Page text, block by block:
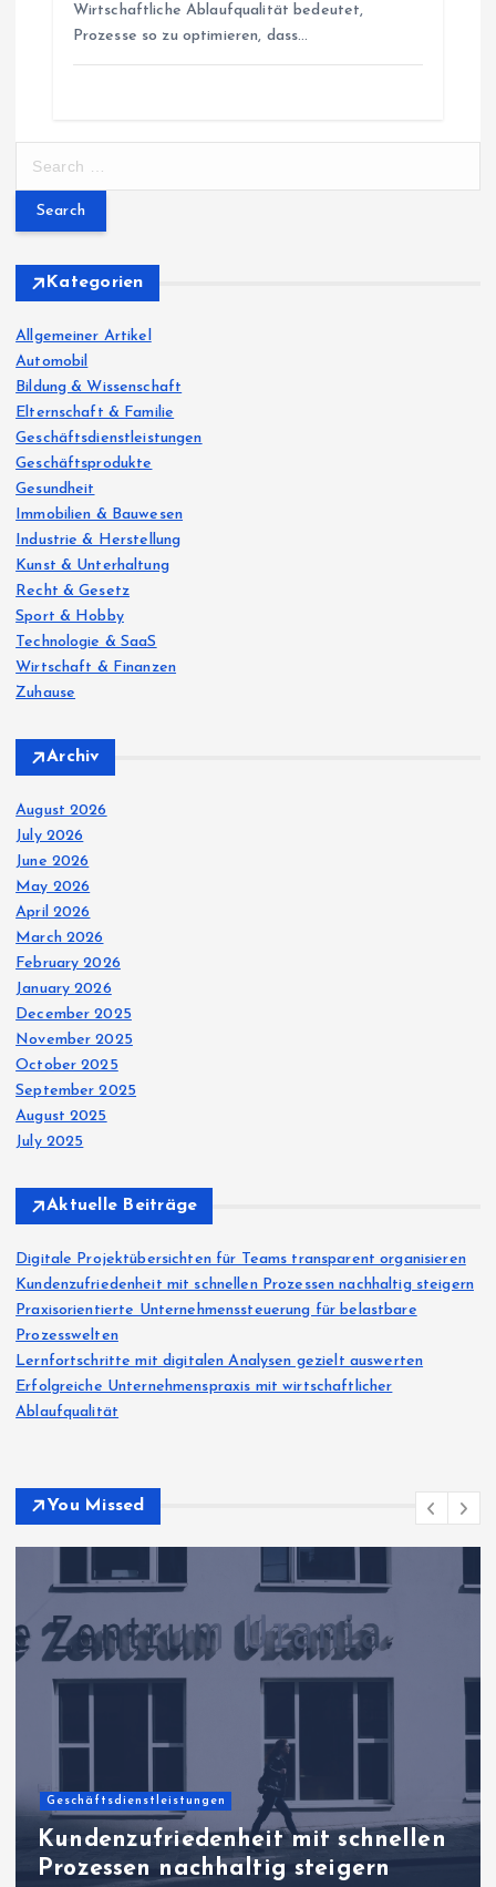
Wirtschaftliche Ablaufqualität bedeutet,
Prozesse so zu optimieren, dass…
r
f
o
r
:
Kategorien
Allgemeiner Artikel
Automobil
Bildung & Wissenschaft
Elternschaft & Familie
Geschäftsdienstleistungen
Geschäftsprodukte
Gesundheit
Immobilien & Bauwesen
Industrie & Herstellung
Kunst & Unterhaltung
Recht & Gesetz
Sport & Hobby
Technologie & SaaS
Wirtschaft & Finanzen
Zuhause
Archiv
August 2026
July 2026
June 2026
May 2026
April 2026
March 2026
February 2026
January 2026
December 2025
November 2025
October 2025
September 2025
August 2025
July 2025
Aktuelle Beiträge
Digitale Projektübersichten für Teams transparent organisieren
Kundenzufriedenheit mit schnellen Prozessen nachhaltig steigern
Praxisorientierte Unternehmenssteuerung für belastbare
Prozesswelten
Lernfortschritte mit digitalen Analysen gezielt auswerten
Erfolgreiche Unternehmenspraxis mit wirtschaftlicher
Ablaufqualität
You Missed
Praxisorientierte
Unternehmenssteuerung für
belastbare Prozesswelten